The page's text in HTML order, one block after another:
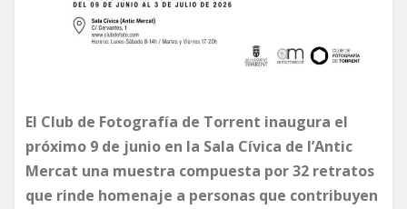
El Club de Fotografía de Torrent inaugura el
próximo 9 de junio en la Sala Cívica de l’Antic
Mercat una muestra compuesta por 32 retratos
que rinde homenaje a personas que contribuyen